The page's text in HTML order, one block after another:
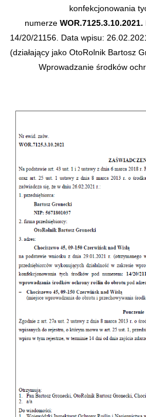
konfekcjonowania
numerze WOR.7125.3.10.2021.
14/20/21156. Data wpisu:
(działający jako OtoRolnik Bartosz
Wprowadzanie środków